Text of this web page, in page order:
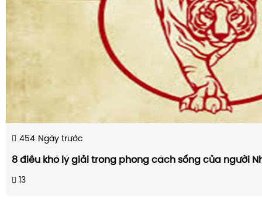
454 Ngày trước
8 điều khó lý giải trong phong cách sống của người
13